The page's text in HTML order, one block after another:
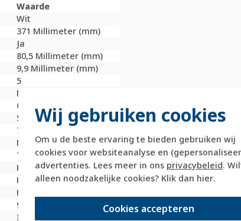
Wij gebruiken cookies
Om u de beste ervaring te bieden gebruiken wij
cookies voor websiteanalyse en
advertenties. Lees meer in ons privacybeleid.
alleen noodzakelijke cookies? Klik dan hier.
Cookies accepteren
Waarde
Wit
371 Millimeter (mm)
Ja
80,5 Millimeter (mm)
9,9 Millimeter (mm)
5
Nee
Onbehandeld
56,5 Millimeter (mm)
71,5 Millimeter (mm)
Nee
Thermoplast
Kunststof
Klembevestiging
Horizontaal
9010
IK05